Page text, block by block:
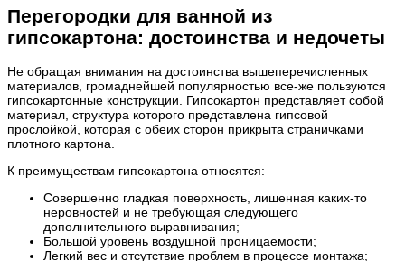
Перегородки для ванной из
гипсокартона: достоинства и недочеты
Не обращая внимания на достоинства вышеперечисленных
материалов, громаднейшей популярностью все-же пользуются
гипсокартонные конструкции. Гипсокартон представляет собой
материал, структура которого представлена гипсовой
прослойкой, которая с обеих сторон прикрыта страничками
плотного картона.
К преимуществам гипсокартона относятся:
Совершенно гладкая поверхность, лишенная каких-то
неровностей и не требующая следующего
дополнительного выравнивания;
Большой уровень воздушной проницаемости;
Легкий вес и отсутствие проблем в процессе монтажа;